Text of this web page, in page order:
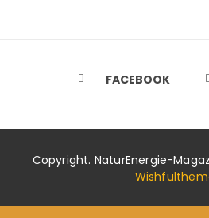
FACEBOOK
Copyright. NaturEnergie-